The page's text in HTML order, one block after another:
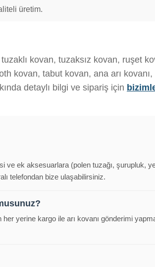
üretim.
kovan, tuzaksız kovan, ruşet
kovan, tabut kovan, ana arı kovanı,
detaylı bilgi ve sipariş için
ve ek aksesuarlara (polen tuzağı, şurupluk,
telefondan bize ulaşabilirsiniz.
yerine kargo ile arı kovanı gönderimi